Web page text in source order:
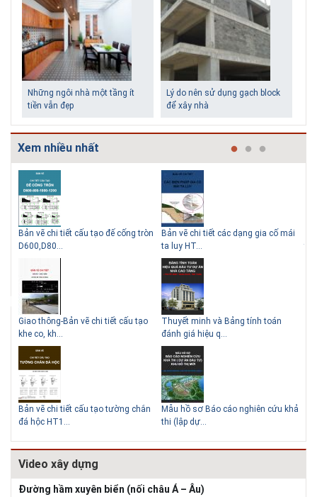
Những ngôi nhà một tầng ít
tiền vẫn đẹp
Lý do nên sử dụng gạch block
để xây nhà
Thiết kế nhà siêu nhỏ độc đáo
Giải pháp xử lý thấm chân
tường
Biệt thự phố có bể bơi làm
trung tâm
Xem nhiều nhất
Bản vẽ chi tiết cấu tạo đế cống tròn
D600,D80...
Giao thông-Bản vẽ chi tiết cấu tạo
khe co, kh...
Bản vẽ chi tiết cấu tạo tường chắn
đá hộc HT1...
Bản vẽ chi tiết các dạng gia cố mái
ta luy HT...
Thuyết minh và Bảng tính toán
đánh giá hiệu q...
Mẫu hồ sơ Báo cáo nghiên cứu khả
thi (lập dự...
Video xây dựng
Đường hầm xuyên biển (nối châu Á – Âu)